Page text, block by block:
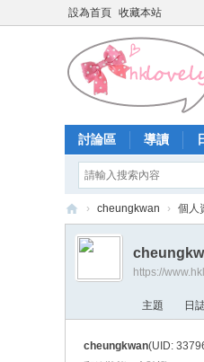
設為首頁 收藏本站
討論區 導讀
香
少
› cheungkwan › 個人
https://
主題 日
cheungkwan(UID: